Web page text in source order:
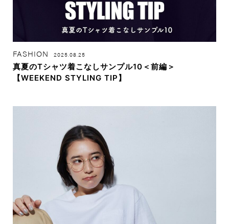
FASHION 2025.08.25
真夏のTシャツ着こなしサンプル10＜前編＞
【WEEKEND STYLING TIP】